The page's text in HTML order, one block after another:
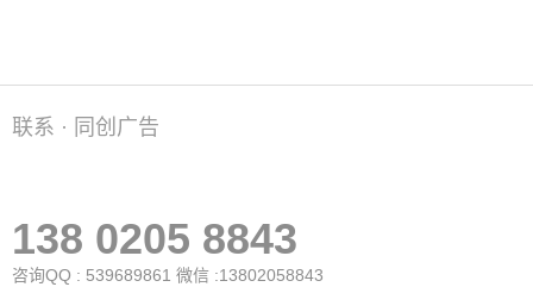
联系 · 同创广告
138 0205 8843
咨询QQ : 539689861 微信 :13802058843